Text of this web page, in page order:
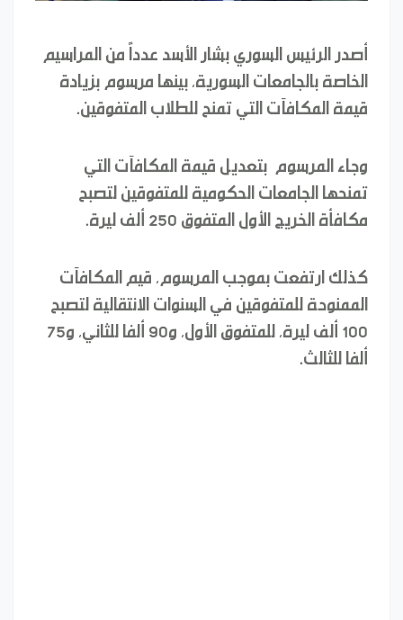
أصدر الرئيس السوري بشار الأسد عدداً من المراسيم
الخاصة بالجامعات السورية، بينها مرسوم بزيادة
قيمة المكافآت التي تمنح للطلاب المتفوقين.
وجاء المرسوم بتعديل قيمة المكافآت التي
تمنحها الجامعات الحكومية للمتفوقين لتصبح
مكافأة الخريج الأول المتفوق 250 ألف ليرة.
كذلك ارتفعت بموجب المرسوم، قيم المكافآت
الممنوحة للمتفوقين في السنوات الانتقالية لتصبح
100 ألف ليرة، للمتفوق الأول، و90 ألفا للثاني، و75
ألفا للثالث.